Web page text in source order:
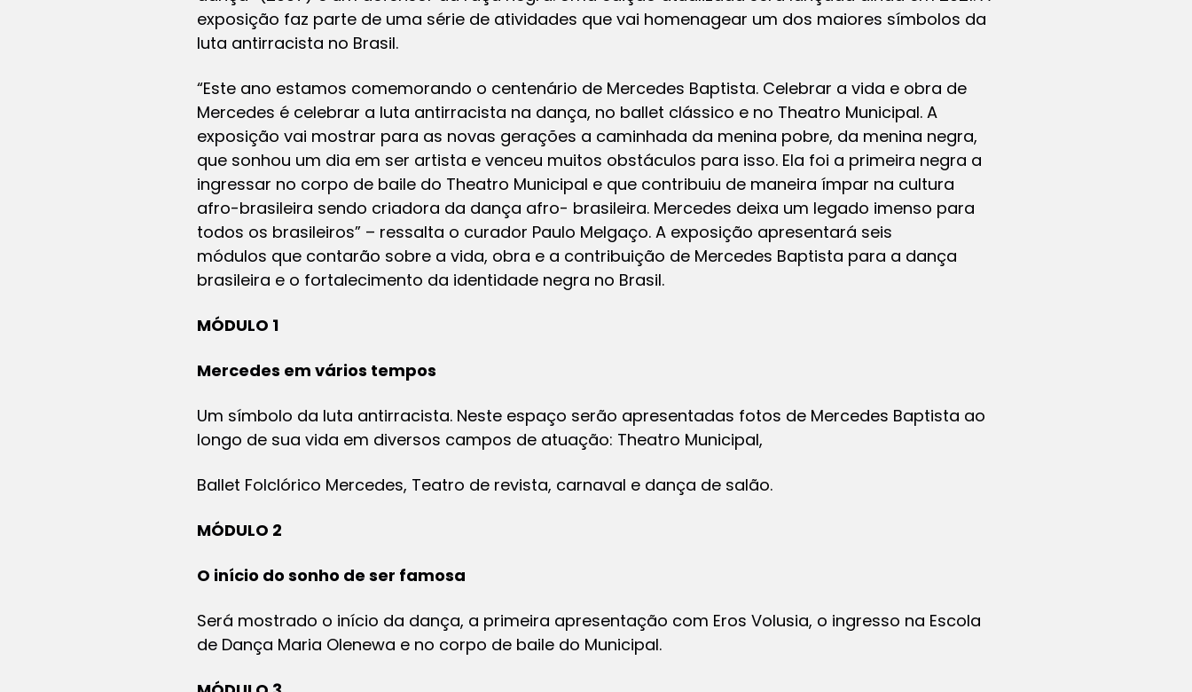
exposição faz parte de uma série de atividades que vai homenagear um dos maiores símbolos da
luta antirracista no Brasil.
“Este ano estamos comemorando o centenário de Mercedes Baptista. Celebrar a vida e obra de
Mercedes é celebrar a luta antirracista na dança, no ballet clássico e no Theatro Municipal. A
exposição vai mostrar para as novas gerações a caminhada da menina pobre, da menina negra,
que sonhou um dia em ser artista e venceu muitos obstáculos para isso. Ela foi a primeira negra a
ingressar no corpo de baile do Theatro Municipal e que contribuiu de maneira ímpar na cultura
afro-brasileira sendo criadora da dança afro- brasileira. Mercedes deixa um legado imenso para
todos os brasileiros” – ressalta o curador Paulo Melgaço. A exposição apresentará seis
módulos que contarão sobre a vida, obra e a contribuição de Mercedes Baptista para a dança
brasileira e o fortalecimento da identidade negra no Brasil.
MÓDULO 1
Mercedes em vários tempos
Um símbolo da luta antirracista. Neste espaço serão apresentadas fotos de Mercedes Baptista ao
longo de sua vida em diversos campos de atuação: Theatro Municipal,
Ballet Folclórico Mercedes, Teatro de revista, carnaval e dança de salão.
MÓDULO 2
O início do sonho de ser famosa
Será mostrado o início da dança, a primeira apresentação com Eros Volusia, o ingresso na Escola
de Dança Maria Olenewa e no corpo de baile do Municipal.